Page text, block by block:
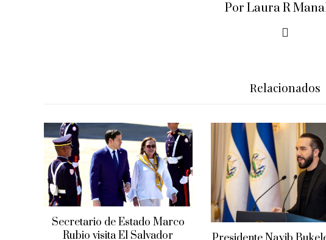
Por Laura R
Relacionados
Secretario de Estado Marco
Rubio visita El Salvador